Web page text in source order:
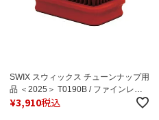
SWIX スウィックス チューンナップ用
品 ＜2025＞ T0190B / ファインレッ
ドブラシ リキッド用
¥3,910税込